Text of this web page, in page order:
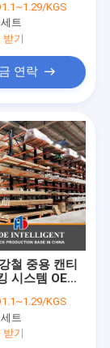
KGS
트
받기
연락
철 중용 캔티
시스템 OEM
KGS
트
받기